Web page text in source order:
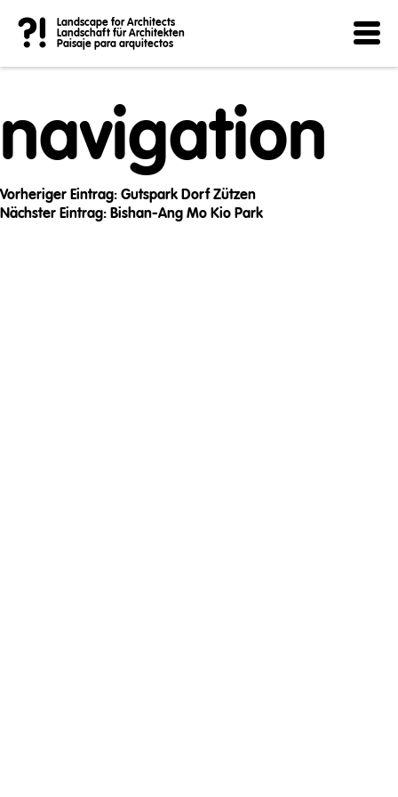
?!
Landscape for Architects
Landschaft für Architekten
Paisaje para arquitectos
Post
navigation
Vorheriger Eintrag: Gutspark Dorf Zützen
Nächster Eintrag: Bishan-Ang Mo Kio Park